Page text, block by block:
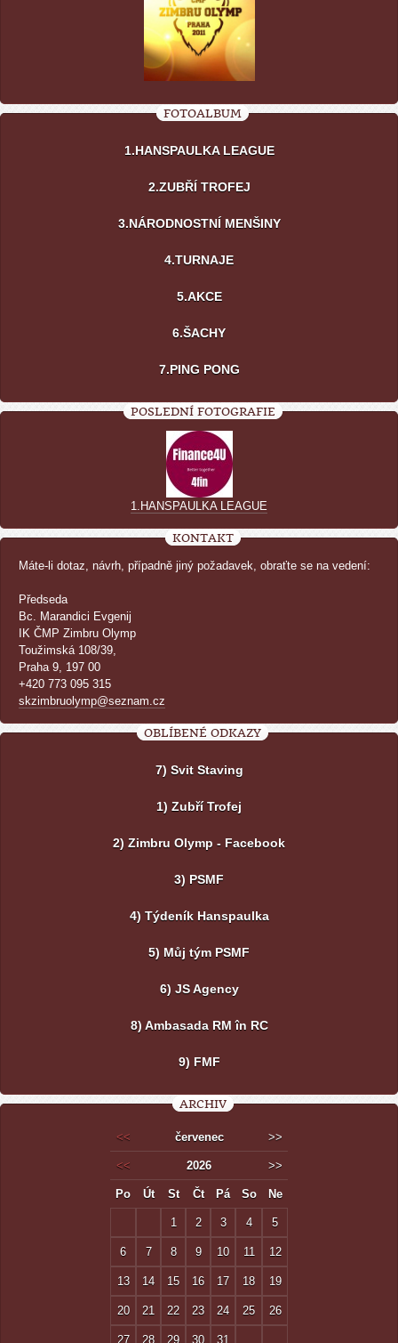
FOTOALBUM
1.HANSPAULKA LEAGUE
2.ZUBŘÍ TROFEJ
3.NÁRODNOSTNÍ MENŠINY
4.TURNAJE
5.AKCE
6.ŠACHY
7.PING PONG
POSLEDNÍ FOTOGRAFIE
1.HANSPAULKA LEAGUE
KONTAKT
Máte-li dotaz, návrh, případně jiný požadavek, obraťte se na vedení:
Předseda
Bc. Marandici Evgenij
IK ČMP Zimbru Olymp
Toužimská 108/39,
Praha 9, 197 00
+420 773 095 315
skzimbruolymp@seznam.cz
OBLÍBENÉ ODKAZY
7) Svit Staving
1) Zubří Trofej
2) Zimbru Olymp - Facebook
3) PSMF
4) Týdeník Hanspaulka
5) Můj tým PSMF
6) JS Agency
8) Ambasada RM în RC
9) FMF
ARCHIV
<< červenec >>
<< 2026 >>
Po Út St Čt Pá So Ne
1 2 3 4 5
6 7 8 9 10 11 12
13 14 15 16 17 18 19
20 21 22 23 24 25 26
27 28 29 30 31